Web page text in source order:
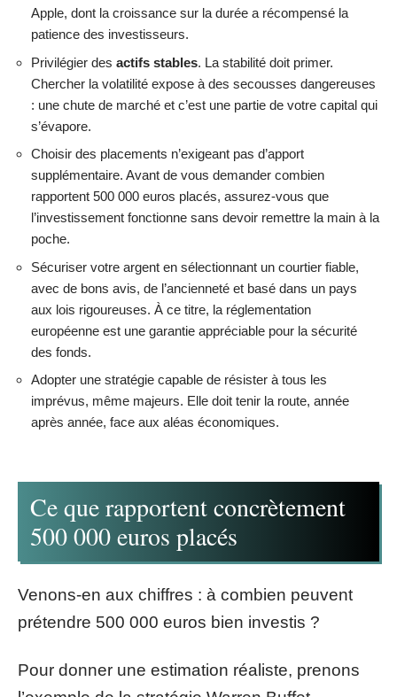
Apple, dont la croissance sur la durée a récompensé la
patience des investisseurs.
Privilégier des actifs stables. La stabilité doit primer.
Chercher la volatilité expose à des secousses dangereuses
: une chute de marché et c’est une partie de votre capital qui
s’évapore.
Choisir des placements n’exigeant pas d’apport
supplémentaire. Avant de vous demander combien
rapportent 500 000 euros placés, assurez-vous que
l’investissement fonctionne sans devoir remettre la main à la
poche.
Sécuriser votre argent en sélectionnant un courtier fiable,
avec de bons avis, de l’ancienneté et basé dans un pays
aux lois rigoureuses. À ce titre, la réglementation
européenne est une garantie appréciable pour la sécurité
des fonds.
Adopter une stratégie capable de résister à tous les
imprévus, même majeurs. Elle doit tenir la route, année
après année, face aux aléas économiques.
Ce que rapportent concrètement
500 000 euros placés
Venons-en aux chiffres : à combien peuvent
prétendre 500 000 euros bien investis ?
Pour donner une estimation réaliste, prenons